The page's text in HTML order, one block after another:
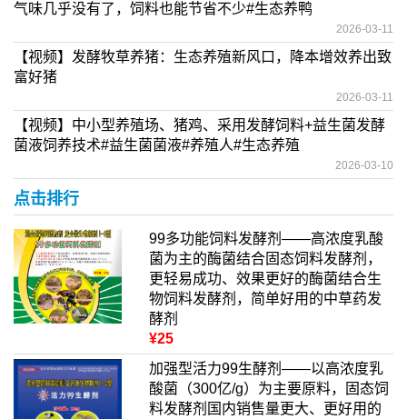
气味几乎没有了，饲料也能节省不少#生态养鸭
2026-03-11
【视频】发酵牧草养猪：生态养殖新风口，降本增效养出致
富好猪
2026-03-11
【视频】中小型养殖场、猪鸡、采用发酵饲料+益生菌发酵
菌液饲养技术#益生菌菌液#养殖人#生态养殖
2026-03-10
点击排行
99多功能饲料发酵剂——高浓度乳酸
菌为主的酶菌结合固态饲料发酵剂，
更轻易成功、效果更好的酶菌结合生
物饲料发酵剂，简单好用的中草药发
酵剂
¥25
加强型活力99生酵剂——以高浓度乳
酸菌（300亿/g）为主要原料，固态饲
料发酵剂国内销售量更大、更好用的